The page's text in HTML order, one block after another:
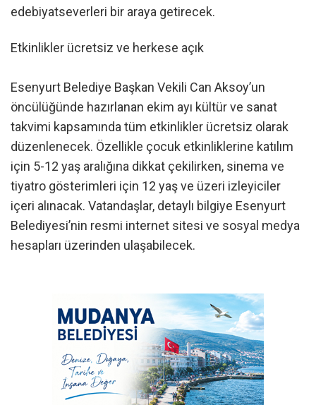
edebiyatseverleri bir araya getirecek.
Etkinlikler ücretsiz ve herkese açık
Esenyurt Belediye Başkan Vekili Can Aksoy’un
öncülüğünde hazırlanan ekim ayı kültür ve sanat
takvimi kapsamında tüm etkinlikler ücretsiz olarak
düzenlenecek. Özellikle çocuk etkinliklerine katılım
için 5-12 yaş aralığına dikkat çekilirken, sinema ve
tiyatro gösterimleri için 12 yaş ve üzeri izleyiciler
içeri alınacak. Vatandaşlar, detaylı bilgiye Esenyurt
Belediyesi’nin resmi internet sitesi ve sosyal medya
hesapları üzerinden ulaşabilecek.